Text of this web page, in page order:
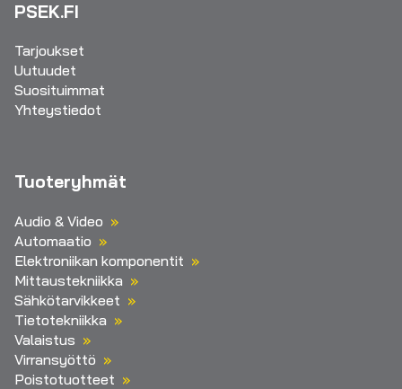
PSEK.FI
Tarjoukset
Uutuudet
Suosituimmat
Yhteystiedot
Tuoteryhmät
Audio & Video
Automaatio
Elektroniikan komponentit
Mittaustekniikka
Sähkötarvikkeet
Tietotekniikka
Valaistus
Virransyöttö
Poistotuotteet